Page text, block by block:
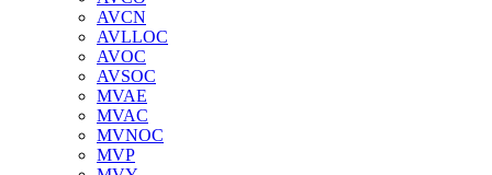
AVCN
AVLLOC
AVOC
AVSOC
MVAE
MVAC
MVNOC
MVP